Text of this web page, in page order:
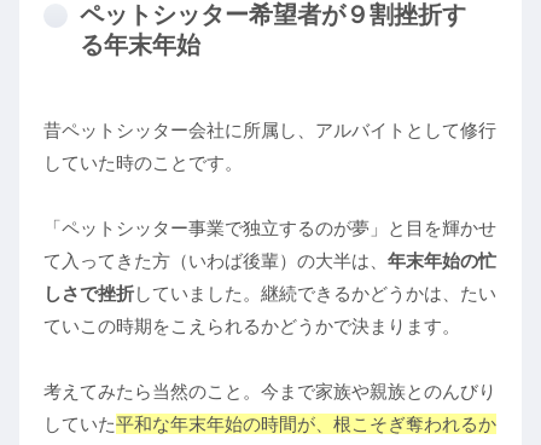
ペットシッター希望者が９割挫折す
る年末年始
昔ペットシッター会社に所属し、アルバイトとして修行
していた時のことです。
「ペットシッター事業で独立するのが夢」と目を輝かせ
て入ってきた方（いわば後輩）の大半は、 年末年始の忙
しさで挫折していました。継続できるかどうかは、たい
ていこの時期をこえられるかどうかで決まります。
考えてみたら当然のこと。今まで家族や親族とのんびり
していた平和な年末年始の時間が、根こそぎ奪われるか